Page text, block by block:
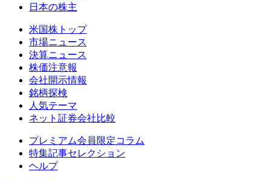
日本の株主
米国株トップ
市場ニュース
決算ニュース
株価注意報
会社開示情報
銘柄探検
人気テーマ
ネット証券会社比較
プレミアム会員限定コラム
特集記事セレクション
ヘルプ